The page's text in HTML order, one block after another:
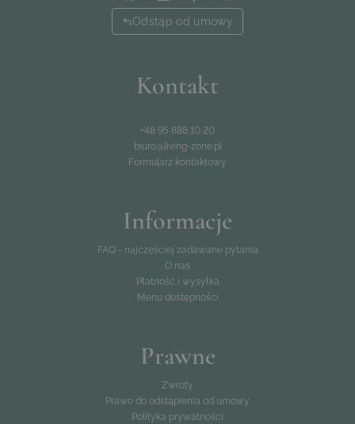
Odstąp od umowy
Kontakt
+48 95 888 10 20
biuro@living-zone.pl
Formularz kontaktowy
Informacje
FAQ - najczęściej zadawane pytania
O nas
Płatność i wysyłka
Menu dostępności
Prawne
Zwroty
Prawo do odstąpienia od umowy
Polityka prywatności